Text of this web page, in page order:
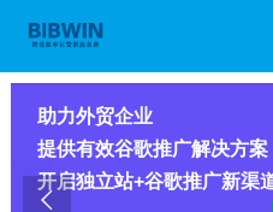
助力外贸企业
提供有效谷歌推广解决方案
开启独立站+谷歌推广新渠
